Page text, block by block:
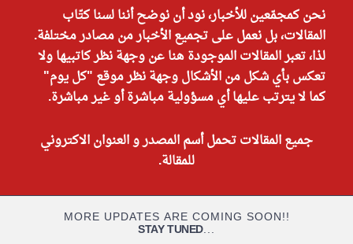
نحن كمجمّعين للأخبار، نود أن نوضح أننا لسنا كتّاب
المقالات، بل نعمل على تجميع الأخبار من مصادر مختلفة.
لذا، تعبر المقالات الموجودة هنا عن وجهة نظر كاتبيها ولا
تعكس بأي شكل من الأشكال وجهة نظر موقع "كل يوم"
كما لا يترتب عليها أي مسؤولية مباشرة أو غير مباشرة.
جميع المقالات تحمل أسم المصدر و العنوان الاكتروني
للمقالة.
MORE UPDATES ARE COMING SOON!!
STAY TUNED...